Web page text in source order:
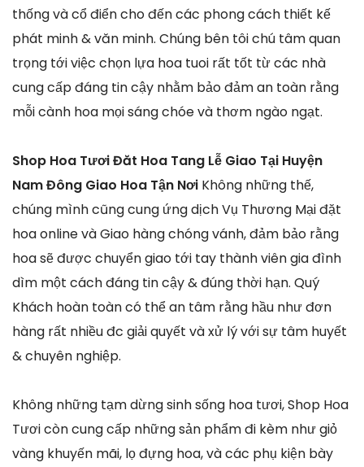
thống và cổ điển cho đến các phong cách thiết kế
phát minh & văn minh. Chúng bên tôi chú tâm quan
trọng tới việc chọn lựa hoa tuoi rất tốt từ các nhà
cung cấp đáng tin cậy nhằm bảo đảm an toàn rằng
mỗi cành hoa mọi sáng chóe và thơm ngào ngạt.
Shop Hoa Tươi Đăt Hoa Tang Lễ Giao Tại Huyện
Nam Đông Giao Hoa Tận Nơi Không những thế,
chúng mình cũng cung ứng dịch Vụ Thương Mại đặt
hoa online và Giao hàng chóng vánh, đảm bảo rằng
hoa sẽ được chuyển giao tới tay thành viên gia đình
dìm một cách đáng tin cậy & đúng thời hạn. Quý
Khách hoàn toàn có thể an tâm rằng hầu như đơn
hàng rất nhiều đc giải quyết và xử lý với sự tâm huyết
& chuyên nghiệp.
Không những tạm dừng sinh sống hoa tươi, Shop Hoa
Tươi còn cung cấp những sản phẩm đi kèm như giỏ
vàng khuyến mãi, lọ đựng hoa, và các phụ kiện bày